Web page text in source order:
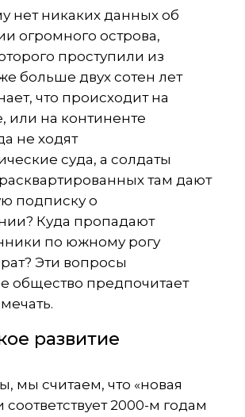
нет никаких данных об
огромного острова,
проступили из
больше двух сотен лет
что происходит на
или на континенте
не ходят
суда, а солдаты
там дают
подписку о
Куда пропадают
по южному рогу
Эти вопросы
общество предпочитает
развитие
мы считаем, что «новая
2000-м годам